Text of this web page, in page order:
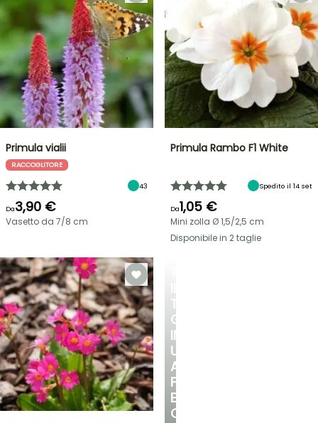
TUO
GIARDINO
IN
UN
ANGOLO
FRESCO
E
OMBREGGIATO
Primula vialii
RACCOGLITORE
43
Da3,90 €
Vasetto da 7/8 cm
Primula Rambo F1 White
Spedito il 14 set
Da1,05 €
Mini zolla Ø 1,5/2,5 cm
Disponibile in 2 taglie